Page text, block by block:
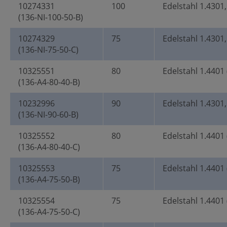
10274331
(136-NI-100-50-B)
100 Edelstahl
10274329
(136-NI-75-50-C)
75 Edelstahl
10325551
(136-A4-80-40-B)
80 Edelstahl 1.4401
10232996
(136-NI-90-60-B)
90 Edelstahl
10325552
(136-A4-80-40-C)
80 Edelstahl 1.4401
10325553
(136-A4-75-50-B)
75 Edelstahl 1.4401
10325554
(136-A4-75-50-C)
75 Edelstahl 1.4401